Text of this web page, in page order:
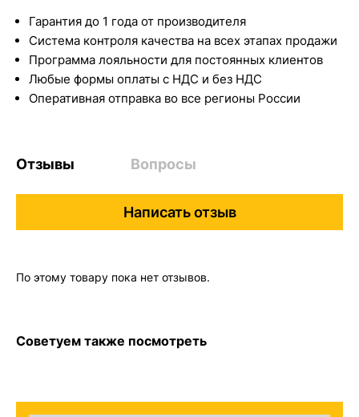
Гарантия до 1 года от производителя
Система контроля качества на всех этапах продажи
Программа лояльности для постоянных клиентов
Любые формы оплаты с НДС и без НДС
Оперативная отправка во все регионы России
Отзывы Вопросы
Написать отзыв
По этому товару пока нет отзывов.
Советуем также посмотреть